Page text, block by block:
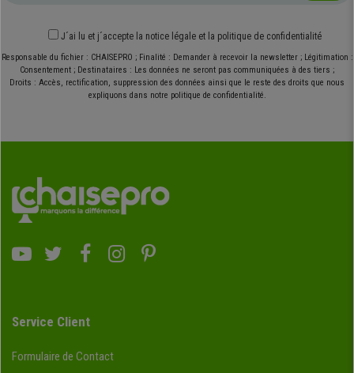
J´ai lu et j´accepte la notice légale et la politique de confidentialité
Responsable du fichier : CHAISEPRO ; Finalité : Demander à recevoir la newsletter ; Légitimation :
Consentement ; Destinataires : Les données ne seront pas communiquées à des tiers ;
Droits : Accès, rectification, suppression des données ainsi que le reste des droits que nous
expliquons dans notre politique de confidentialité.
Service Client
Formulaire de Contact